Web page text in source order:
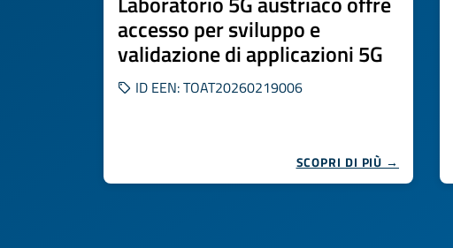
accesso per sviluppo e
validazione di applicazioni 5G
ID EEN: TOAT20260219006
SCOPRI DI PIÙ →